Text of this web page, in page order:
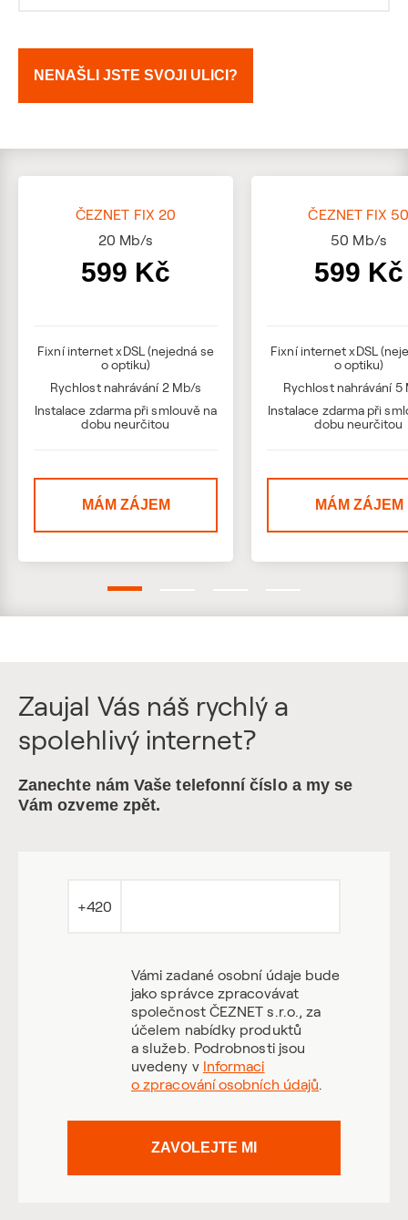
NENAŠLI JSTE SVOJI ULICI?
ČEZNET FIX 20
20 Mb/s
599 Kč
Fixní internet xDSL (nejedná se
o optiku)
Rychlost nahrávání 2 Mb/s
Instalace zdarma při smlouvě na
dobu neurčitou
MÁM ZÁJEM
ČEZNET FIX
50 Mb/s
599 Kč
Fixní internet xDSL
o optiku)
Rychlost nahrávání 5
Instalace zdarma při
dobu neurčitou
MÁM ZÁJEM
Zaujal Vás náš rychlý a
spolehlivý internet?
Zanechte nám Vaše telefonní číslo a my se
Vám ozveme zpět.
+420
Vámi zadané osobní údaje bude
jako správce zpracovávat
společnost ČEZNET s.r.o., za
účelem nabídky produktů
a služeb. Podrobnosti jsou
uvedeny v Informaci
o zpracování osobních údajů.
ZAVOLEJTE MI